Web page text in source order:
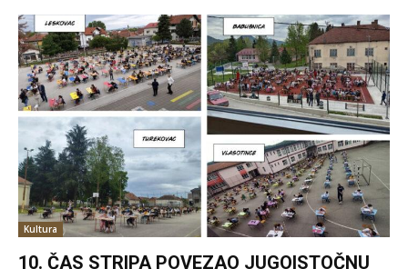
Kultura
10. ČAS STRIPA POVEZAO JUGOISTOČNU